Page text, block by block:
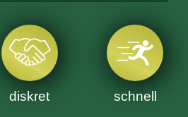
diskret schnell